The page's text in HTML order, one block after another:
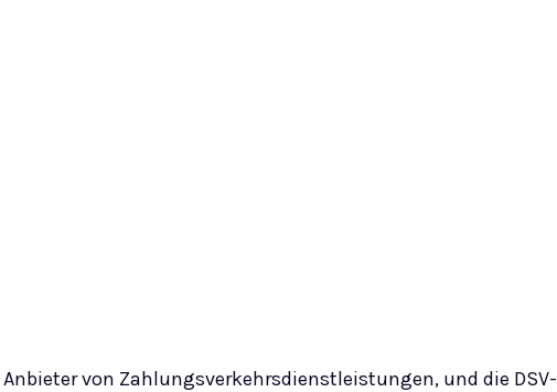
von Zahlungsverkehrsdienstleistungen, und die DSV-